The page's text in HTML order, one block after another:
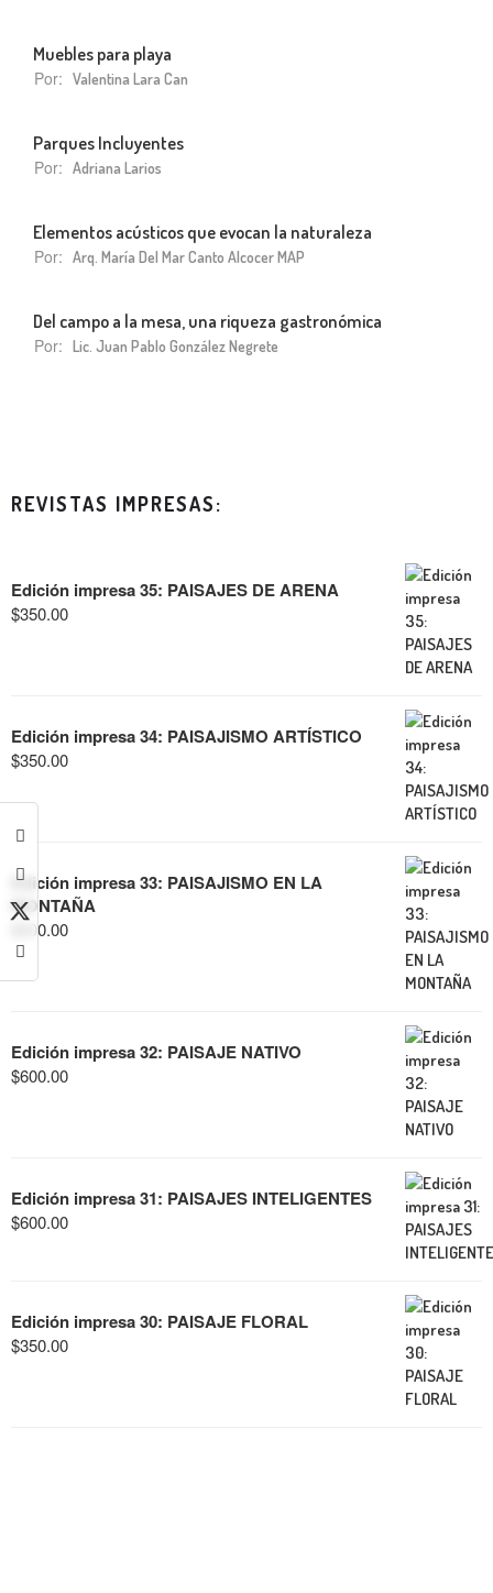
Muebles para playa
Por: Valentina Lara Can
Parques Incluyentes
Por: Adriana Larios
Elementos acústicos que evocan la naturaleza
Por: Arq. María Del Mar Canto Alcocer MAP
Del campo a la mesa, una riqueza gastronómica
Por: Lic. Juan Pablo González Negrete
REVISTAS IMPRESAS:
Edición impresa 35: PAISAJES DE ARENA
$350.00
Edición impresa 34: PAISAJISMO ARTÍSTICO
$350.00
Edición impresa 33: PAISAJISMO EN LA
MONTAÑA
$ 600.00
Edición impresa 32: PAISAJE NATIVO
$600.00
Edición impresa 31: PAISAJES INTELIGENTES
$600.00
Edición impresa 30: PAISAJE FLORAL
$350.00